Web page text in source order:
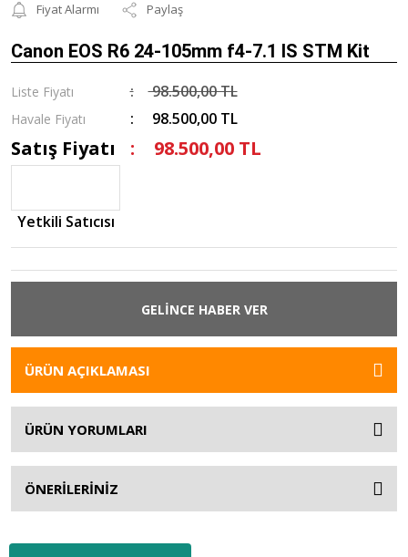
Fiyat Alarmı
Paylaş
Canon EOS R6 24-105mm f4-7.1 IS STM Kit
Liste Fiyatı 98.500,00 TL
Havale Fiyatı 98.500,00 TL
Satış Fiyatı 98.500,00 TL
Yetkili Satıcısı
GELİNCE HABER VER
ÜRÜN AÇIKLAMASI
ÜRÜN YORUMLARI
ÖNERİLERİNİZ